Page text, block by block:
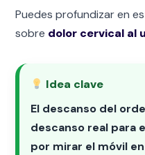
Puedes profundizar en
sobre dolor cervical al
Idea clave
El descanso del
descanso real para
por mirar el móvil